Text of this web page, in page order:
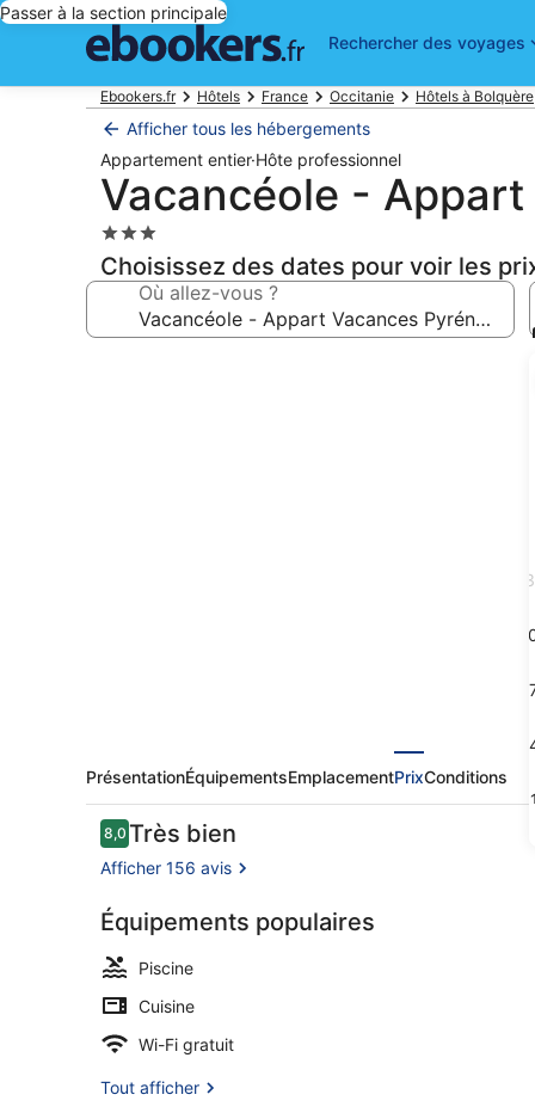
Passer à la section principale
Rechercher des voyages
Ebookers.fr Hôtels France Occitanie Hôtels à Bolquère
Afficher tous les hébergements
Appartement entier·Hôte professionnel
Vacancéole -
Hébergement
3.0 étoiles
Choisissez des dates pour voir les
Où allez-vous ?
3
31
PrésentationÉquipementsEmplacementPrixConditions
Avis
voyageurs
8,08,0 sur 10
Très bien
Afficher 156 avis
Équipements populaires
Piscine
Cuisine
Wi-Fi gratuit
Tout afficher